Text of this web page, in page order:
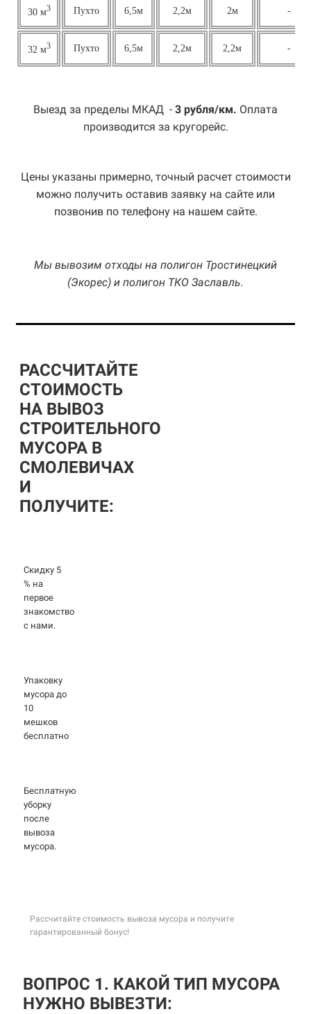
30 м3 Пухто 6,5м 2,2м 2м -
32 м3 Пухто 6,5м 2,2м 2,2м -
Выезд за пределы МКАД - 3 рубля/км. Оплата
производится за кругорейс.
Цены указаны примерно, точный расчет стоимости
можно получить оставив заявку на сайте или
позвонив по телефону на нашем сайте.
Мы вывозим отходы на полигон Тростинецкий
(Экорес) и полигон ТКО Заславль.
РАССЧИТАЙТЕ
СТОИМОСТЬ
НА ВЫВОЗ
СТРОИТЕЛЬНОГО
МУСОРА В
СМОЛЕВИЧАХ
И
ПОЛУЧИТЕ:
Скидку 5
% на
первое
знакомство
с нами.
Упаковку
мусора до
10
мешков
бесплатно
Бесплатную
уборку
после
вывоза
мусора.
Рассчитайте стоимость вывоза мусора и получите
гарантированный бонус!
ВОПРОС 1. КАКОЙ ТИП МУСОРА
НУЖНО ВЫВЕЗТИ: